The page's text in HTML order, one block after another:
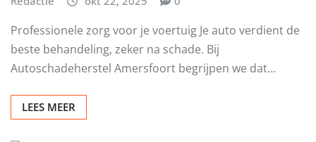
Professionele zorg voor je voertuig Je auto verdient de
beste behandeling, zeker na schade. Bij
Autoschadeherstel Amersfoort begrijpen we dat…
LEES MEER